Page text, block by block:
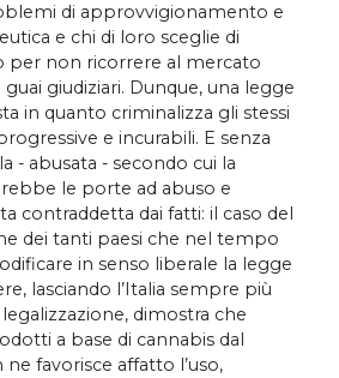
di approvvigionamento e
e chi di loro sceglie di
per non ricorrere al mercato
giudiziari. Dunque, una legge
in quanto criminalizza gli stessi
e incurabili. E senza
- abusata - secondo cui la
le porte ad abuso e
contraddetta dai fatti: il caso del
dei tanti paesi che nel tempo
in senso liberale la legge
lasciando l’Italia sempre più
dimostra che
a base di cannabis dal
favorisce affatto l’uso,